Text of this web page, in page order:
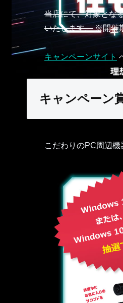
当店にて、対象とな
いたします。※開催
キャンペーンサイト
キャンペーン
こだわりのPC周辺